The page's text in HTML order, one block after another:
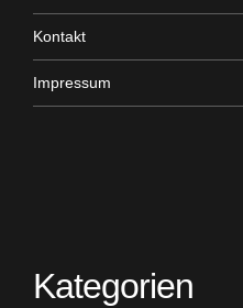
Kontakt
Impressum
Kategorien